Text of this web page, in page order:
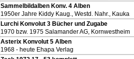
Sammelbildalben Konv. 4 Alben
1950er Jahre Kiddy Kaug., Westd. Nahr., Kauka
Lurchi Konvolut 3 Bücher und Zugabe
1970 bzw. 1975 Salamander AG, Kornwestheim
Asterix Konvolut 5 Alben
1968 - heute Ehapa Verlag